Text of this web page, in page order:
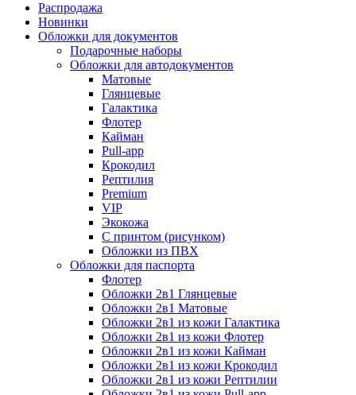
Распродажа
Новинки
Обложки для документов
Подарочные наборы
Обложки для автодокументов
Матовые
Глянцевые
Галактика
Флотер
Кайман
Pull-app
Крокодил
Рептилия
Premium
VIP
Экокожа
С принтом (рисунком)
Обложки из ПВХ
Обложки для паспорта
Флотер
Обложки 2в1 Глянцевые
Обложки 2в1 Матовые
Обложки 2в1 из кожи Галактика
Обложки 2в1 из кожи Флотер
Обложки 2в1 из кожи Кайман
Обложки 2в1 из кожи Крокодил
Обложки 2в1 из кожи Рептилии